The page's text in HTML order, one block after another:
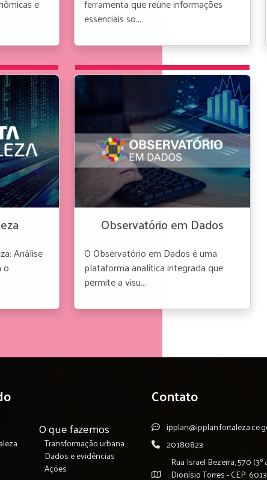
e
ferramenta que reúne informações
essenciais so...
Análise
o
Observatório em Dados
O Observatório em Dados é uma
plataforma analítica integrada que
permite a visu...
O que fazemos
Transformação urbana
Dados e evidências
Ações
Contato
20180823
Rua Israel Bezerra, 570 (3º
Dionísio Torres - CEP: